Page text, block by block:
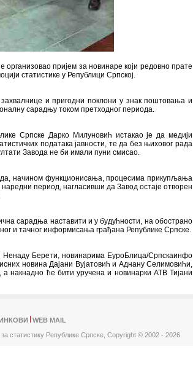
организовао пријем за новинаре који редовно прате
статистике у Републици Српској.
и пригодни поклони у знак поштовања и
сарадњу током претходног периода.
Српске Дарко Милуновић истакао је да медији
података јавности, те да без њиховог рада
Завода не би имали пуни смисао.
начином функционисања, процесима прикупљања
период, нагласивши да Завод остаје отворен
сарадња наставити и у будућности, на обострано
и тачног информисања грађана Републике Српске.
Ненаду Берети, новинарима ЕуроБлица/Српскаинфо
новина Дајани Вујатовић и Аднану Селимовићи,
накнадно ће бити уручена и новинарки АТВ Тијани
WEB MAIL
статистику Републике Српске, Copyright © 2002 - 2026.